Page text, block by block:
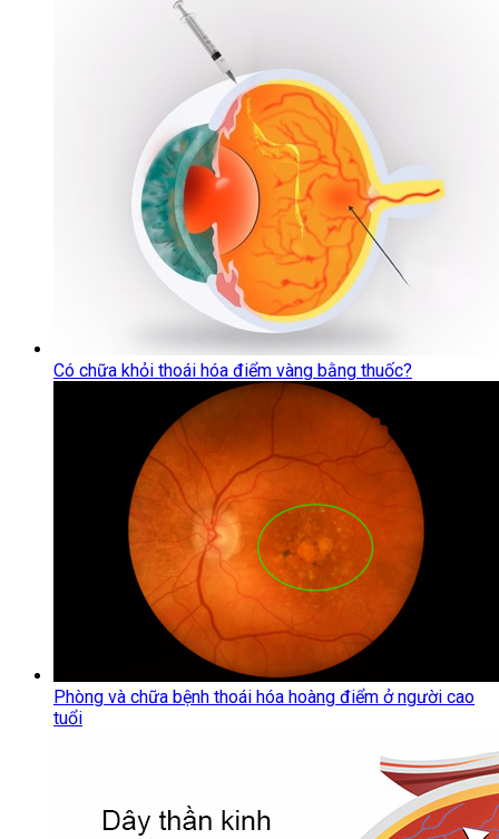
Có chữa khỏi thoái hóa điểm vàng bằng thuốc?
Phòng và chữa bệnh thoái hóa hoàng điểm ở người cao
tuổi